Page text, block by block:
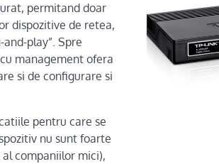
permitand doar
dispozitive de retea,
play”. Spre
management ofera
si de configurare si
pentru care se
nu sunt foarte
companiilor mici),